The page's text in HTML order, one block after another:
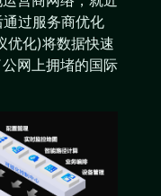
过服务商优化
优化)将数据快速
网上拥堵的国际